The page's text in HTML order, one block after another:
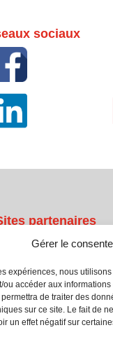
Gérer le
expériences, nous
ou accéder aux
de traiter des
sur ce site. Le fait de
un effet négatif sur
sociaux
partenaires
Patrimoine
21
Bois
Bâtiment